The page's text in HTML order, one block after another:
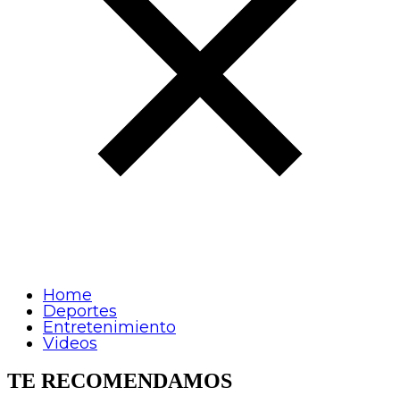
Home
Deportes
Entretenimiento
Videos
TE RECOMENDAMOS